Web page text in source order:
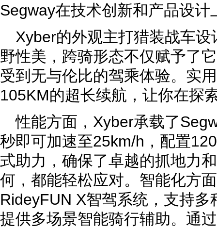
Segway在技术创新和产品设计
Xyber的外观主打猎装战车
野性美，跨骑形态不仅赋予了
受到无与伦比的驾乘体验。实
105KM的超长续航，让你在探
性能方面，Xyber承载了
秒即可加速至25km/h，配置
式助力，确保了卓越的抓地力
何，都能轻松应对。智能化方
RideyFUN X智驾系统，支持
提供多场景智能骑行辅助。通